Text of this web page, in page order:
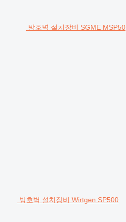
방호벽 설치장비 SGME MSP50
방호벽 설치장비 Wirtgen SP500